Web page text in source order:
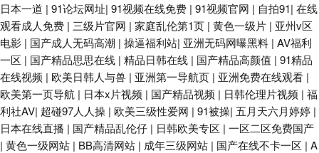
日本一道 | 91论坛网址| 91视频在线免费 | 91视频官网 | 自拍91| 在线
观看成人免费 | 三级片官网 | 家庭乱伦第1页 | 黄色一级片 | 亚州v区
电影 | 国产成人无码高潮 | 操逼福利站| 亚洲无码网曝黑料 | AV福利
一区 | 国产精品思思在线 | 精品日韩在线 | 国产精品高颜值 | 91精品
在线视频 | 欧美日韩人与兽 | 亚洲第一导航页 | 亚洲免费在线观看 |
欧美第一页导航 | 日本x片视频 | 国产精品视频 | 日韩伦理片视频 | 福
利社AV| 超碰97人人操 | 欧美三级性爱网 | 91被操| 五月天六月婷婷 |
日本在线直播 | 国产精品乱伦仔 | 日韩欧美专区 | 一区二区免费国产
| 黄色一级网站 | BB高清网站 | 成年三级网站 | 国产在线不卡一区 | A